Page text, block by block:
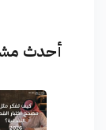
أحدث